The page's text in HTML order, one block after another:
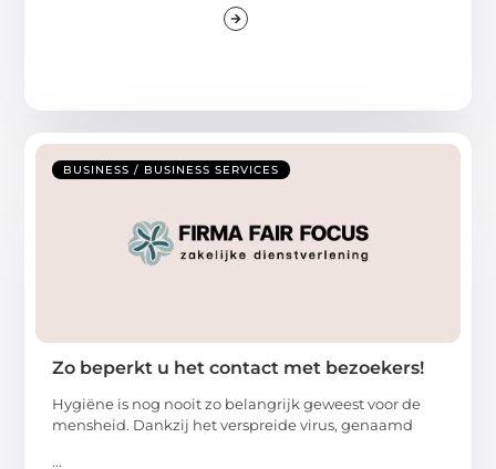
BUSINESS / BUSINESS SERVICES
Zo beperkt u het contact met bezoekers!
Hygiëne is nog nooit zo belangrijk geweest voor de
mensheid. Dankzij het verspreide virus, genaamd
...